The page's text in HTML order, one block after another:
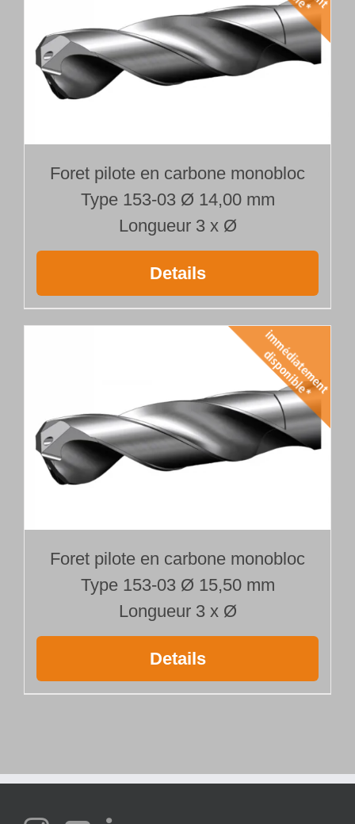
Foret pilote en carbone monobloc
Type 153-03 Ø 14,00 mm
Longueur 3 x Ø
Details
Foret pilote en carbone monobloc
Type 153-03 Ø 15,50 mm
Longueur 3 x Ø
Details